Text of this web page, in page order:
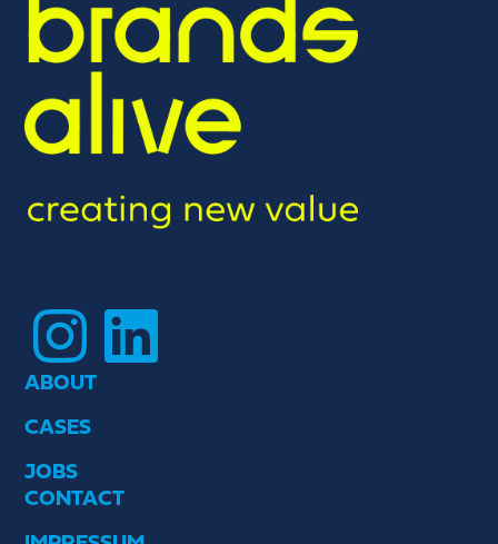
Instagram LinkedIn
ABOUT
CASES
JOBS
CONTACT